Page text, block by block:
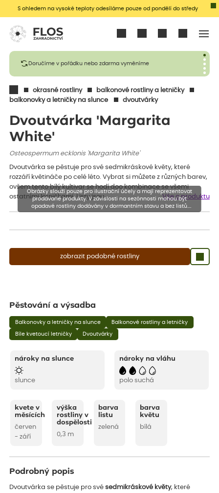
S ohledem na vysoké teploty odesíláme pouze od pondělí do středy
Doručíme v pořádku nebo zdarma vyměníme
okrasné rostliny
balkonové rostliny a letničky
balkonovky a letničky na slunce
dvoutvárky
Dvoutvárka 'Margarita
White'
Osteospermum ecklonis 'Margarita White'
Dvoutvárka se pěstuje pro své sedmikráskové květy, které
rozzáří květináče po celé léto. Vybrat si můžete z různých barev,
ovšem tento bílý kultivar se hodí doo kombinace se všemi
ostatními letničkami. Listy jsou…
Vše o produktu
zobrazit podobné rostliny
Obrázky slouží pouze pro ilustrační účely a mají reprezentovat
prodávané produkty. V závislosti na sezónnosti mohou být
opadavé rostliny dodávány v dormantním stavu a bez listů.
Rostliny mohou být také sestřiženy níže, než je uvedená výška,
Pěstování a výsadba
Balkonovky a letničky na slunce Balkonové rostliny a letničky
Bíle kvetoucí letničky Dvoutvárky
nároky na slunce
slunce
nároky na vláhu
polo suchá
kvete v
měsících
červen
- září
výška
rostliny v
dospělosti
0,3 m
barva
listu
zelená
barva
květu
bílá
Podrobný popis
Dvoutvárka se pěstuje pro svésedmikráskové květy, které